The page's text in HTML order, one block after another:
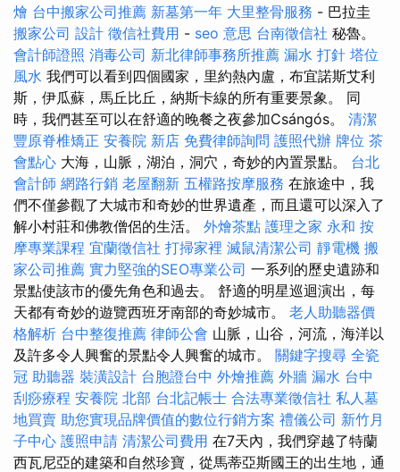
燴 台中搬家公司推薦 新墓第一年 大里整骨服務 - 巴拉圭
搬家公司 設計 徵信社費用 - seo 意思 台南徵信社 秘魯。
會計師證照 消毒公司 新北律師事務所推薦 漏水 打針 塔位
風水 我們可以看到四個國家，里約熱內盧，布宜諾斯艾利
斯，伊瓜蘇，馬丘比丘，納斯卡線的所有重要景象。 同
時，我們甚至可以在舒適的晚餐之夜參加Csángós。 清潔
豐原脊椎矯正 安養院 新店 免費律師詢問 護照代辦 牌位 茶
會點心 大海，山脈，湖泊，洞穴，奇妙的內置景點。 台北
會計師 網路行銷 老屋翻新 五權路按摩服務 在旅途中，我
們不僅參觀了大城市和奇妙的世界遺產，而且還可以深入了
解小村莊和佛教僧侶的生活。 外燴茶點 護理之家 永和 按
摩專業課程 宜蘭徵信社 打掃家裡 滅鼠清潔公司 靜電機 搬
家公司推薦 實力堅強的SEO專業公司 一系列的歷史遺跡和
景點使該市的優先角色和過去。 舒適的明星巡迴演出，每
天都有奇妙的遊覽西班牙南部的奇妙城市。 老人助聽器價
格解析 台中整復推薦 律師公會 山脈，山谷，河流，海洋以
及許多令人興奮的景點令人興奮的城市。 關鍵字搜尋 全瓷
冠 助聽器 裝潢設計 台胞證台中 外燴推薦 外牆 漏水 台中
刮痧療程 安養院 北部 台北記帳士 合法專業徵信社 私人墓
地買賣 助您實現品牌價值的數位行銷方案 禮儀公司 新竹月
子中心 護照申請 清潔公司費用 在7天內，我們穿越了特蘭
西瓦尼亞的建築和自然珍寶，從馬蒂亞斯國王的出生地，通